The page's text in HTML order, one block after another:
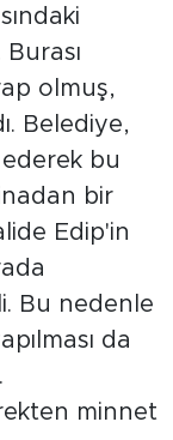
olmuş,
Belediye,
ederek bu
bir
Edip'in
Bu nedenle
da
minnet